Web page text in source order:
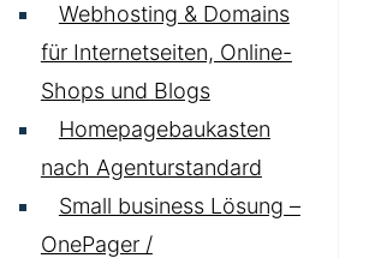
Webhosting & Domains
für Internetseiten, Online-
Shops und Blogs
Homepagebaukasten
nach Agenturstandard
Small business Lösung –
OnePager /